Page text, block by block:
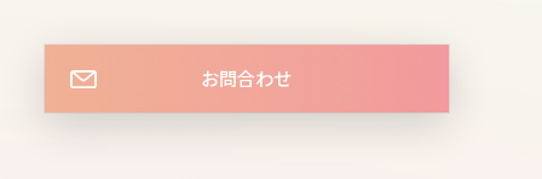
15
mon お問合わせ